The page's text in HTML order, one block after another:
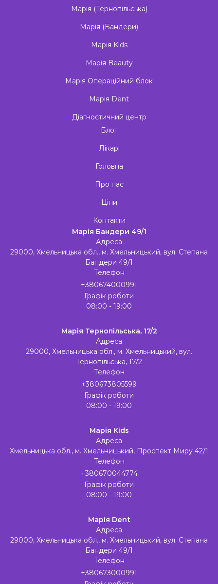
Марія (Тернопільська)
Марія (Бандери)
Марія Kids
Марія Beauty
Марія Операційний блок
Марія Dent
Діагностичний центр
Блог
Лікарі
Головна
Про нас
Ціни
Контакти
Марія Бандери 49/1
Адреса
29000, Хмельницька обл., м. Хмельницький, вул. Степана
Бандери 49/1
Телефон
+380674000991
Графік роботи
08:00 - 19:00
Марія Тернопільська, 17/2
Адреса
29000, Хмельницька обл., м. Хмельницький, вул.
Тернопільська, 17/2
Телефон
+380673805599
Графік роботи
08:00 - 19:00
Марія Kids
Адреса
Хмельницька обл., м. Хмельницький, Проспект Миру 42/1
Телефон
+380670044774
Графік роботи
08:00 - 19:00
Марія Dent
Адреса
29000, Хмельницька обл., м. Хмельницький, вул. Степана
Бандери 49/1
Телефон
+380673000991